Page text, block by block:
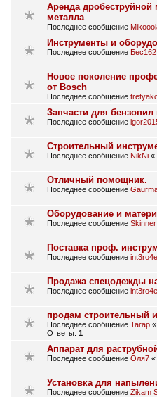
Аренда
металла
Последнее сообщение
Инструменты и
Последнее сообщение Бес162
Новое поколение
от Bosch
Последнее сообщение
Запчасти для
Последнее сообщение
Строительный
Последнее сообщение NikNi «
Отличный помощник.
Последнее сообщение
Оборудование и
Последнее сообщение Skinner
Поставка проф.
Последнее сообщение
Продажа спецодежды
Последнее сообщение
продам строительный
Последнее сообщение Tarap «
Ответы: 1
Аппарат для
Последнее сообщение Оля7 «
Установка для
Последнее сообщение Zikam